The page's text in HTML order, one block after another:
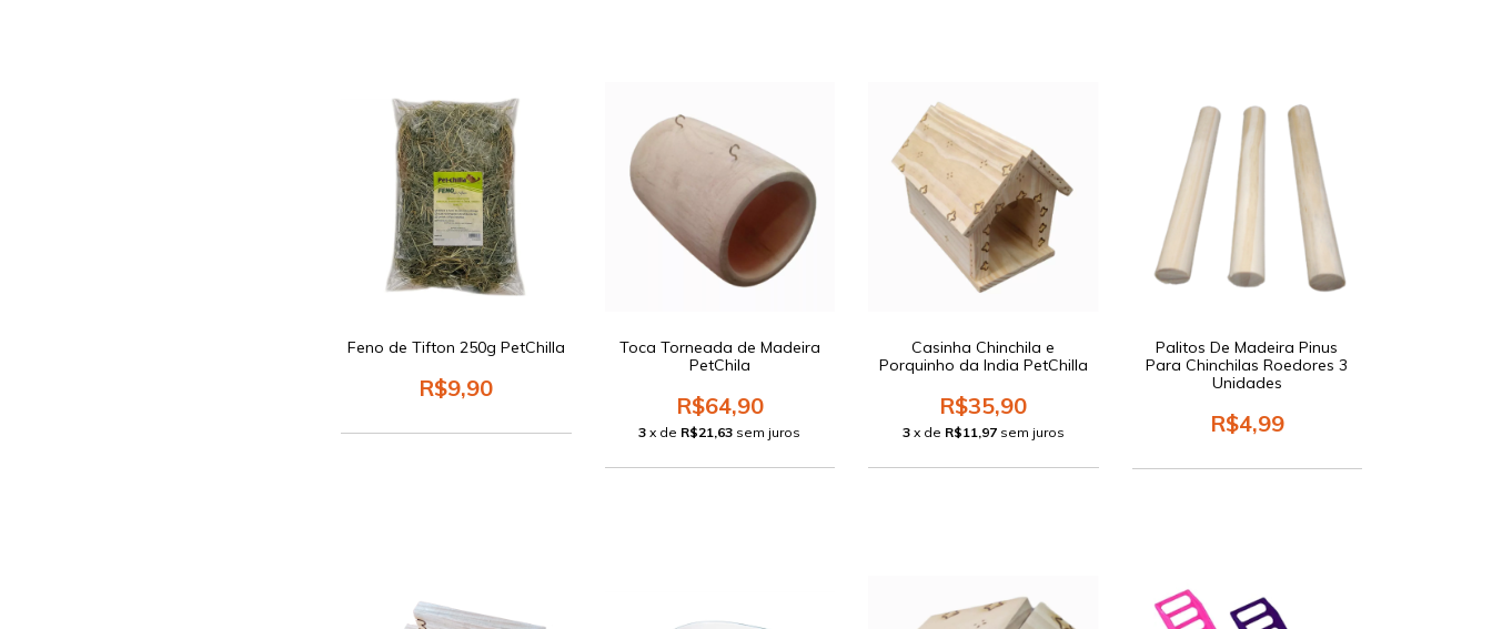
Feno de Tifton 250g PetChilla
R$9,90
Toca Torneada de Madeira
PetChila
R$64,90
3 x de R$21,63 sem juros
Casinha Chinchila e
Porquinho da India PetChilla
R$35,90
3 x de R$11,97 sem juros
Palitos De Madeira Pinus
Para Chinchilas Roedores 3
Unidades
R$4,99